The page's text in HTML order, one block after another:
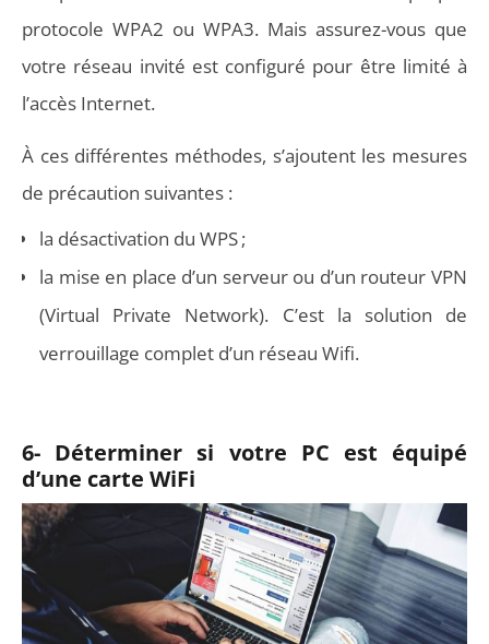
protocole WPA2 ou WPA3. Mais assurez-vous que
votre réseau invité est configuré pour être limité à
l’accès Internet.
À ces différentes méthodes, s’ajoutent les mesures
de précaution suivantes :
la désactivation du WPS ;
la mise en place d’un serveur ou d’un routeur VPN
(Virtual Private Network). C’est la solution de
verrouillage complet d’un réseau Wifi.
6- Déterminer si votre PC est équipé
d’une carte WiFi